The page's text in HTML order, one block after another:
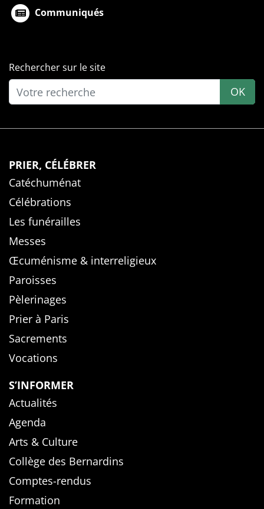
Communiqués
Rechercher sur le site
OK
PRIER, CÉLÉBRER
Catéchuménat
Célébrations
Les funérailles
Messes
Œcuménisme & interreligieux
Paroisses
Pèlerinages
Prier à Paris
Sacrements
Vocations
S’INFORMER
Actualités
Agenda
Arts & Culture
Collège des Bernardins
Comptes-rendus
Formation